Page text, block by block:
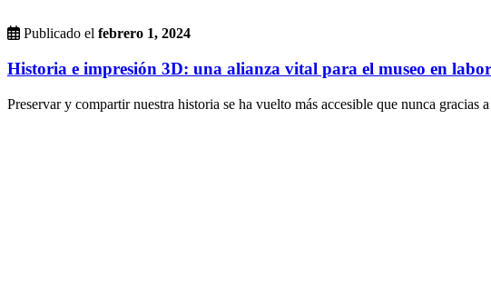
Publicado el febrero 1, 2024
Historia e impresión 3D: una alianza vital para el museo en
Preservar y compartir nuestra historia se ha vuelto más accesible que nunca gracias